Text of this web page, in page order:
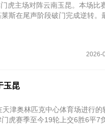
虎主场对阵云南玉昆。本场比
斯在尾声阶段破门完成逆转。
2026-
玉昆
津奥林匹克中心体育场进行的
虎赛季至今19轮上交6胜6平7